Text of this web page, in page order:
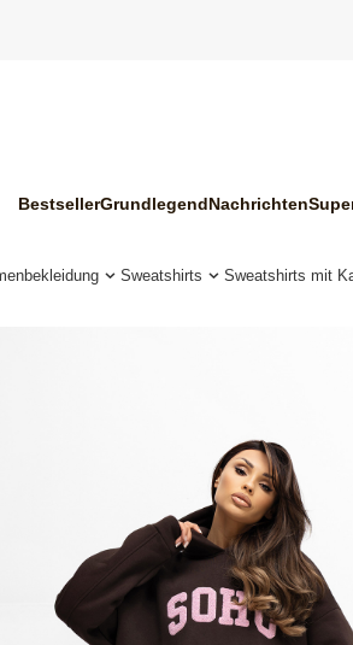
BestsellerGrundlegendNachrichten
Sweatshirts Sweatshirts mit